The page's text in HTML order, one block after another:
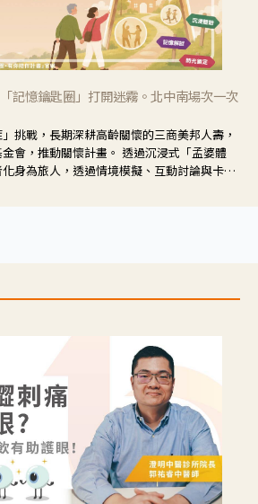
記憶鑰匙圈」打開迷霧。北中南場次一次
挑戰，長期深耕高齡關懷的三商美邦人壽，
懷計畫。 透過沉浸式「孟婆體
身為旅人，透過情境模擬、互動討論與卡牌